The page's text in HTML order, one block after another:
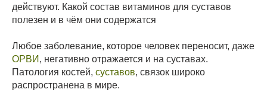
действуют. Какой состав витаминов для суставов
полезен и в чём они содержатся
Любое заболевание, которое человек переносит, даже
ОРВИ , негативно отражается и на суставах.
Патология костей, суставов, связок широко
распространена в мире.